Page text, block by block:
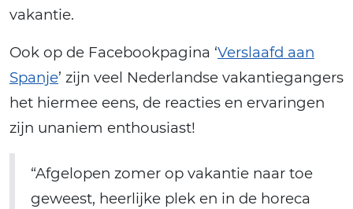
vakantie.
Ook op de Facebookpagina ‘Verslaafd aan
Spanje’ zijn veel Nederlandse vakantiegangers
het hiermee eens, de reacties en ervaringen
zijn unaniem enthousiast!
“Afgelopen zomer op vakantie naar toe
geweest, heerlijke plek en in de horeca